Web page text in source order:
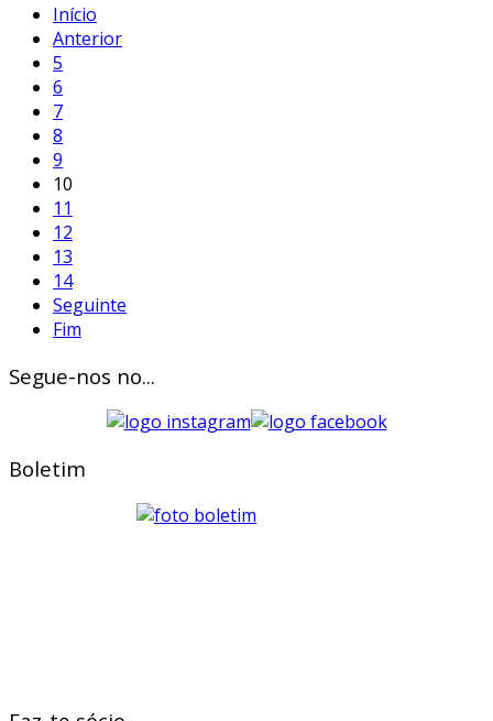
Início
Anterior
5
6
7
8
9
10
11
12
13
14
Seguinte
Fim
Segue-nos no...
Boletim